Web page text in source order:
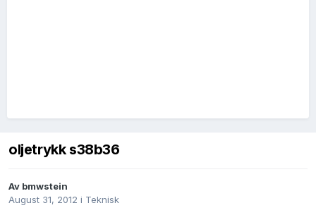
oljetrykk s38b36
Av bmwstein
August 31, 2012 i Teknisk